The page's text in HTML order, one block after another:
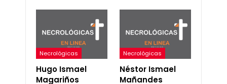
Necrológicas
Hugo Ismael
Magariños
Necrológicas
Néstor Ismael
Mañandes